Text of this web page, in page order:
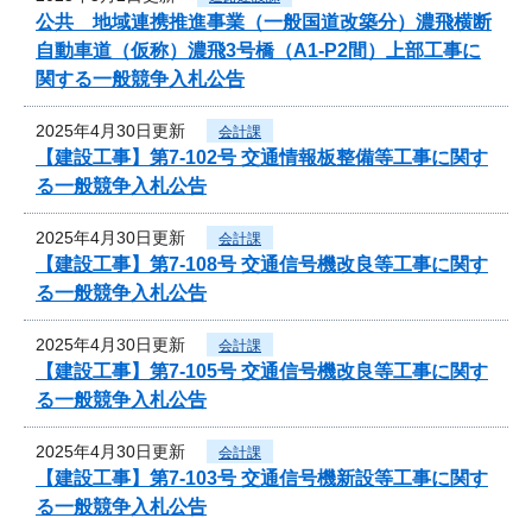
公共 地域連携推進事業（一般国道改築分）濃飛横断
自動車道（仮称）濃飛3号橋（A1-P2間）上部工事に
関する一般競争入札公告
2025年4月30日更新 会計課
【建設工事】第7-102号 交通情報板整備等工事に関す
る一般競争入札公告
2025年4月30日更新 会計課
【建設工事】第7-108号 交通信号機改良等工事に関す
る一般競争入札公告
2025年4月30日更新 会計課
【建設工事】第7-105号 交通信号機改良等工事に関す
る一般競争入札公告
2025年4月30日更新 会計課
【建設工事】第7-103号 交通信号機新設等工事に関す
る一般競争入札公告